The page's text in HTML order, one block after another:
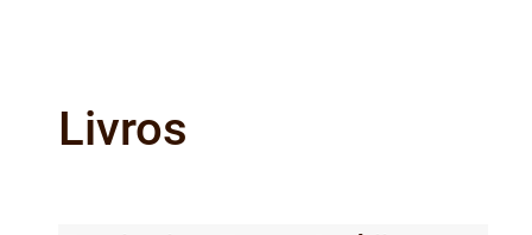
Livros